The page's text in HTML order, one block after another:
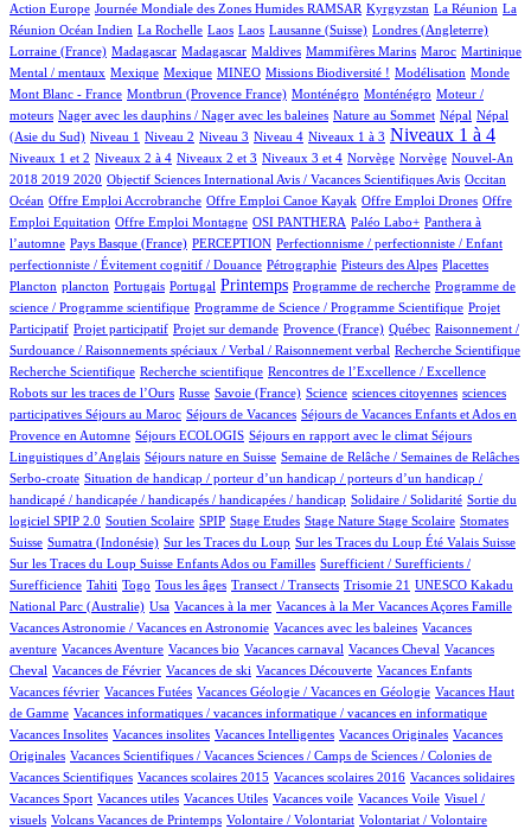
Action Europe
5/475 Journée Mondiale des Zones Humides RAMSAR
28/475 Kyrgyzstan
4/475 La Réunion
3/475
La
Réunion Océan Indien
1/475 La Rochelle
1/475 Laos
1/475 Laos
4/475 Lausanne (Suisse)
55/475 Londres (Angleterre)
1/475
Lorraine (France)
6/475 Madagascar
6/475 Madagascar
1/475 Maldives
1/475 Mammifères Marins
4/475 Maroc
8/475 Martinique
1/475
Mental / mentaux
1/475 Mexique
1/475 Mexique
14/475 MINEO
20/475 Missions Biodiversité !
1/475 Modélisation
3/475 Monde
1/475
Mont Blanc - France
3/475 Montbrun (Provence France)
4/475 Monténégro
4/475 Monténégro
1/475
Moteur /
moteurs
1/475 Nager avec les dauphins / Nager avec les baleines
2/475 Nature au Sommet
5/475 Népal
5/475
Népal
(Asie du Sud)
7/475 Niveau 1
9/475 Niveau 2
6/475 Niveau 3
38/475 Niveau 4
38/475 Niveaux 1 à 3
216/475 Niveaux 1 à 4
7/475
Niveaux 1 et 2
34/475 Niveaux 2 à 4
4/475 Niveaux 2 et 3
96/475 Niveaux 3 et 4
2/475 Norvège
2/475 Norvège
12/475
Nouvel-An
2018 2019 2020
1/475 Objectif Sciences International Avis / Vacances Scientifiques Avis
6/475 Occitan
55/475
Océan
1/475Offre Emploi Accrobranche
1/475 Offre Emploi Canoe Kayak
1/475 Offre Emploi Drones
1/475
Offre
Emploi Equitation
1/475 Offre Emploi Montagne
31/475 OSI PANTHERA
28/475 Paléo Labo+
30/475
Panthera à
l’automne
3/475 Pays Basque (France)
21/475 PERCEPTION
1/475
Perfectionnisme / perfectionniste / Enfant
perfectionniste / Évitement cognitif / Douance
2/475 Pétrographie
5/475 Pisteurs des Alpes
3/475 Placettes
1/475
Plancton
1/475 plancton
6/475 Portugais
1/475 Portugal
207/475 Printemps
1/475 Programme de recherche
1/475
Programme de
science / Programme scientifique
2/475 Programme de Science / Programme Scientifique
1/475
Projet
Participatif
1/475 Projet participatif
12/475 Projet sur demande
26/475 Provence (France)
3/475 Québec
1/475
Raisonnement /
Surdouance / Raisonnements spéciaux / Verbal / Raisonnement verbal
1/475 Recherche Scientifique
1/475
Recherche Scientifique
1/475 Recherche scientifique
1/475 Rencontres de l’Excellence / Excellence
3/475
Robots sur les traces de l’Ours
28/475 Russe
4/475 Savoie (France)
3/475 Science
1/475 sciences citoyennes
1/475
sciences
participatives
1/475 Séjours au Maroc
27/475 Séjours de Vacances
16/475
Séjours de Vacances Enfants et Ados en
Provence en Automne
3/475 Séjours ECOLOGIS
11/475 Séjours en rapport avec le climat
59/475
Séjours
Linguistiques d’Anglais
7/475 Séjours nature en Suisse
27/475 Semaine de Relâche / Semaines de Relâches
4/475
Serbo-croate
1/475
Situation de handicap / porteur d’un handicap / porteurs d’un handicap /
handicapé / handicapée / handicapés / handicapées / handicap
2/475 Solidaire / Solidarité
3/475
Sortie du
logiciel SPIP 2.0
19/475 Soutien Scolaire
3/475 SPIP
1/475 Stage Etudes
1/475 Stage Nature
3/475 Stage Scolaire
1/475 Stomates
77/475
Suisse
7/475Sumatra (Indonésie)
2/475 Sur les Traces du Loup
4/475 Sur les Traces du Loup Été Valais Suisse
3/475
Sur les Traces du Loup Suisse Enfants Ados ou Familles
1/475
Surefficient / Surefficients /
Surefficience
8/475 Tahiti
6/475 Togo
9/475 Tous les âges
27/475 Transect / Transects
1/475 Trisomie 21
1/475
UNESCO Kakadu
National Parc (Australie)
5/475 Usa
1/475 Vacances à la mer
1/475 Vacances à la Mer
1/475 Vacances Açores Famille
10/475
Vacances Astronomie / Vacances en Astronomie
1/475 Vacances avec les baleines
1/475
Vacances
aventure
3/475 Vacances Aventure
1/475 Vacances bio
1/475 Vacances carnaval
34/475 Vacances Cheval
1/475
Vacances
Cheval
15/475Vacances de Février
1/475 Vacances de ski
1/475 Vacances Découverte
9/475 Vacances Enfants
1/475
Vacances février
2/475 Vacances Futées
6/475 Vacances Géologie / Vacances en Géologie
1/475
Vacances Haut
de Gamme
1/475 Vacances informatiques / vacances informatique / vacances en informatique
1/475
Vacances Insolites
1/475 Vacances insolites
1/475 Vacances Intelligentes
2/475 Vacances Originales
1/475
Vacances
Originales
3/475
Vacances Scientifiques / Vacances Sciences / Camps de Sciences / Colonies de
Vacances Scientifiques
1/475 Vacances scolaires 2015
1/475 Vacances scolaires 2016
1/475 Vacances solidaires
1/475
Vacances Sport
1/475 Vacances utiles
1/475 Vacances Utiles
1/475 Vacances voile
1/475 Vacances Voile
1/475
Visuel /
visuels
3/475Volcans Vacances de Printemps
1/475 Volontaire / Volontariat
1/475 Volontariat / Volontaire
25/475